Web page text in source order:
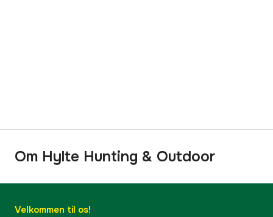
Om Hylte Hunting & Outdoor
Velkommen til os!